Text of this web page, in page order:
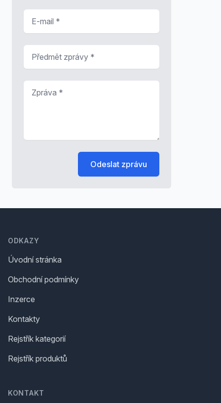
Odeslat zprávu
ODKAZY
Úvodní stránka
Obchodní podmínky
Inzerce
Kontakty
Rejstřík kategorií
Rejstřík produktů
KONTAKT